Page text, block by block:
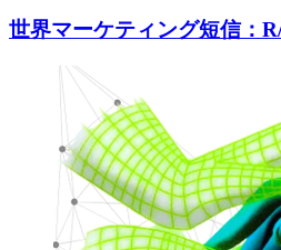
世界マーケティング短信：